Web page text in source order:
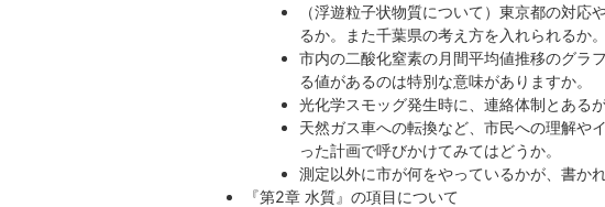
（浮遊粒子状物質について）東京都の対
るか。また千葉県の考え方を入れられるか。
市内の二酸化窒素の月間平均値推移のグラ
る値があるのは特別な意味がありますか。
光化学スモッグ発生時に、連絡体制とある
天然ガス車への転換など、市民への理解や
った計画で呼びかけてみてはどうか。
測定以外に市が何をやっているかが、書かれ
『第2章 水質』の項目について